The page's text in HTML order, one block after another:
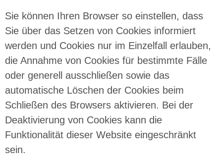
Sie können Ihren Browser so einstellen, dass
Sie über das Setzen von Cookies informiert
werden und Cookies nur im Einzelfall erlauben,
die Annahme von Cookies für bestimmte Fälle
oder generell ausschließen sowie das
automatische Löschen der Cookies beim
Schließen des Browsers aktivieren. Bei der
Deaktivierung von Cookies kann die
Funktionalität dieser Website eingeschränkt
sein.